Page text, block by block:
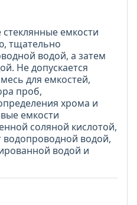
емкости
тщательно
водой, а затем
Не допускается
для емкостей,
проб,
хрома и
емкости
соляной кислотой,
водой,
водой и